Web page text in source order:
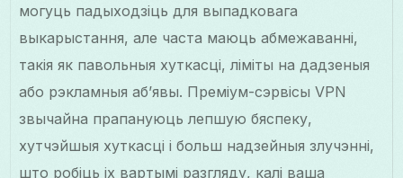
могуць падыходзіць для выпадковага
выкарыстання, але часта маюць абмежаванні,
такія як павольныя хуткасці, ліміты на дадзеныя
або рэкламныя аб’явы. Преміум-сэрвісы VPN
звычайна прапануюць лепшую бяспеку,
хутчэйшыя хуткасці і больш надзейныя злучэнні,
што робіць іх вартымі разгляду, калі ваша